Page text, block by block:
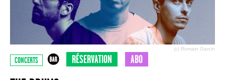
(c) Romain Garcin
CONCERTS RÉSERVATION ABO